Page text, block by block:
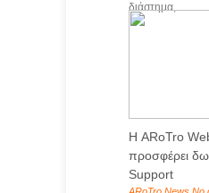
διάστημα, ...
Η ARoTro
προσφέρει
Support